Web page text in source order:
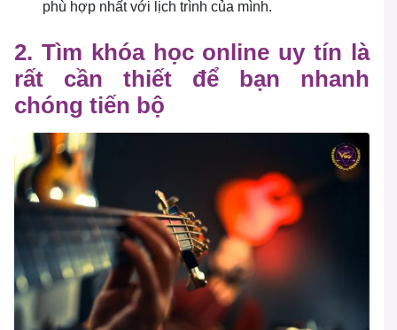
phù hợp nhất với lịch trình của mình.
2. Tìm khóa học online uy tín là
rất cần thiết để bạn nhanh
chóng tiến bộ